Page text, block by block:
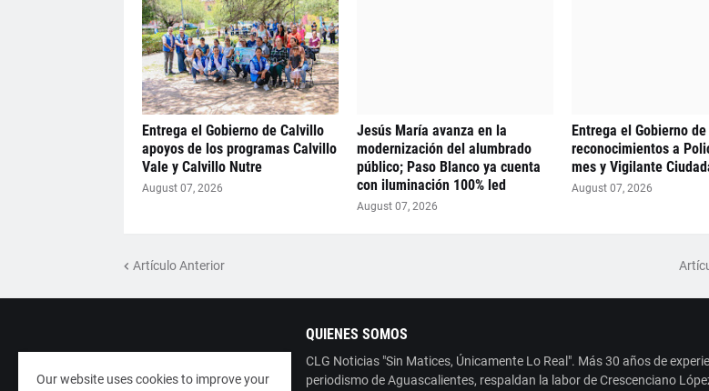
Entrega el Gobierno de Calvillo
apoyos de los programas Calvillo
Vale y Calvillo Nutre
August 07, 2026
Jesús María avanza en la
modernización del alumbrado
público; Paso Blanco ya cuenta
con iluminación 100% led
August 07, 2026
Entrega el Gobierno
reconocimientos a
mes y Vigilante
August 07, 2026
Artículo Anterior
QUIENES SOMOS
CLG Noticias "Sin Matices, Únicamente Lo Real". Más 30 años de
periodismo de Aguascalientes, respaldan la labor de Crescenciano
Our website uses cookies to improve your